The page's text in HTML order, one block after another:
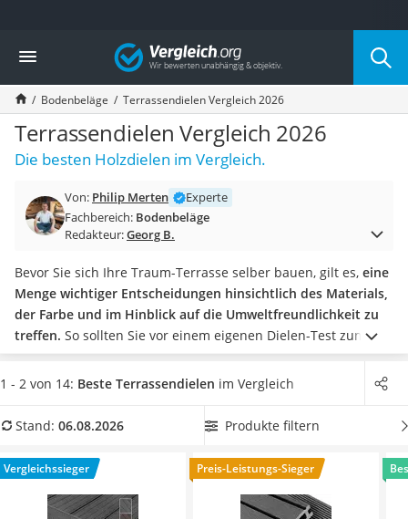
Die beliebtesten Vergleiche nach Kategorie
Baumarkt
Tresor feuerfest
Makita-Akku-Rasenmäher
Kappsäge
Smartes Türschloss
Akku-Rasentrimmer
Split-Klimaanlage 2 Innengeräte
Pelletofen
Tiefbrunnenpumpe
Fliesenschneider
Hochdruckreiniger
Doppelschleifer
Überwachungskamera
Benzinrasenmäher mit Elektrostart
Löschdecke
Winterharte Palmen
Gasdurchlauferhitzer
Vergleich
Bodenbeläge Terrassendielen Vergleich 2026
Terrassendielen Vergleich 2026
Die besten Holzdielen im Vergleich.
Von: Philip Merten
Experte
Fachbereich: Bodenbeläge
Redakteur:Georg B.
Bevor Sie sich Ihre Traum-Terrasse selber bauen, gilt es, eine
Menge wichtiger Entscheidungen hinsichtlich des Materials,
der Farbe und im Hinblick auf die Umweltfreundlichkeit zu
treffen. So sollten Sie vor einem eigenen Dielen-Test zum
Beispiel wissen, ob Sie für kleine Terrassenflächen lieber
Dielenfliesen oder doch klassische Dielenbretter verwenden
Terrassendielen Ihren Favoriten und bauen Sie Ihre eigene
das ModellMontafox 16226 * mit seinen Eigenschaften.
1 - 2 von 14: Beste Terrassendielen im Vergleich
Stand: 06.08.2026 Produkte filtern
Vergleichssieger Preis-Leistungs-Sieger